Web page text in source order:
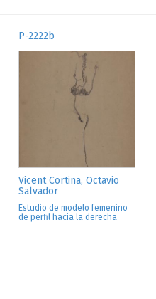
P-2222b
Vicent Cortina, Octavio
Salvador
Estudio de modelo femenino
de perfil hacia la derecha